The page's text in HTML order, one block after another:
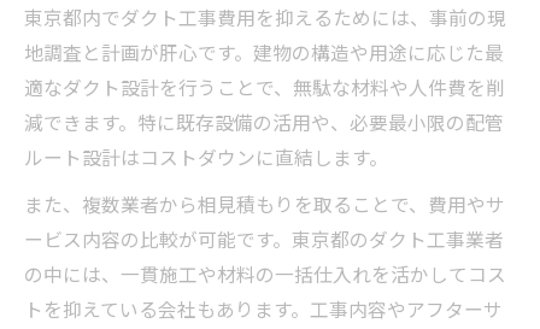
東京都内でダクト工事費用を抑えるためには、事前の現
地調査と計画が肝心です。建物の構造や用途に応じた最
適なダクト設計を行うことで、無駄な材料や人件費を削
減できます。特に既存設備の活用や、必要最小限の配管
ルート設計はコストダウンに直結します。
また、複数業者から相見積もりを取ることで、費用やサ
ービス内容の比較が可能です。東京都のダクト工事業者
の中には、一貫施工や材料の一括仕入れを活かしてコス
トを抑えている会社もあります。工事内容やアフターサ